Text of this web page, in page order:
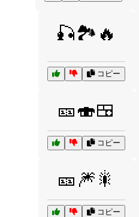
🎣🏞️🔥
コピー
🎫🍣🍱
コピー
🎫🎆🎇
コピー